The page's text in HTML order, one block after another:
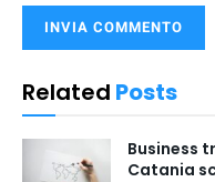
Related Posts
Business
Catania